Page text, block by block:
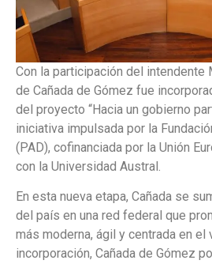
Con la participación del intendente
de Cañada de Gómez fue
del proyecto “Hacia un gobierno
iniciativa impulsada por la
(PAD), cofinanciada por la Unión
con la Universidad Austral.
En esta nueva etapa, Cañada se
del país en una red federal que
más moderna, ágil y centrada en el
incorporación, Cañada de Gómez